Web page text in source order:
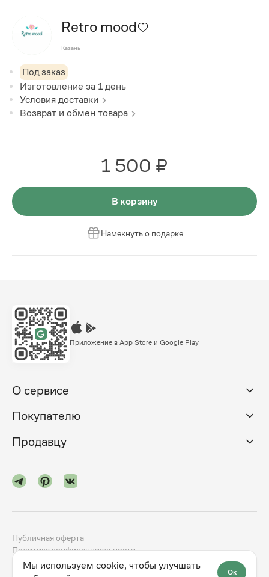
Retro mood
Казань
Под заказ
Изготовление за 1 день
Условия доставки
Возврат и обмен товара
1 500 ₽
В корзину
Намекнуть о подарке
Приложение в App Store и Google Play
О сервисе
Покупателю
Продавцу
Публичная оферта
Политика конфиденциальности
Мы используем cookie, чтобы улучшать
Ок